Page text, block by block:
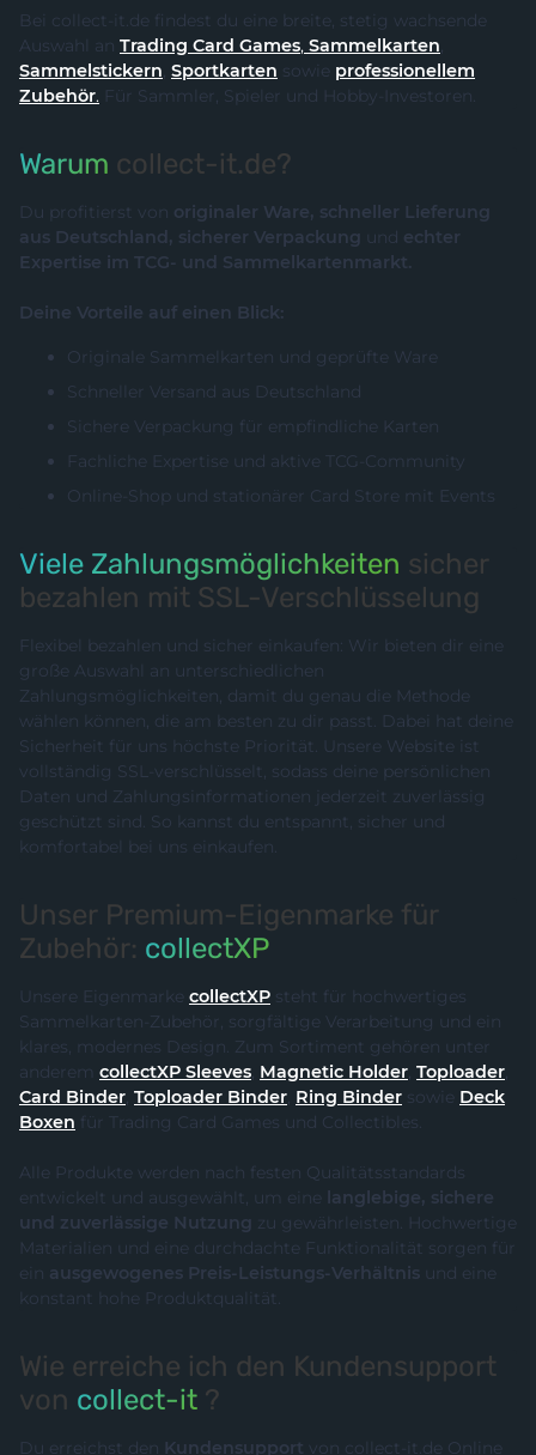
Bei collect-it.de findest du eine breite, stetig wachsende
Auswahl an
Trading Card Games, Sammelkarten,
Sammelstickern, Sportkarten sowie professionellem
Zubehör. Für Sammler, Spieler und Hobby-Investoren.
Warum collect-it.de?
Du profitierst von originaler Ware, schneller Lieferung
aus Deutschland, sicherer Verpackung und echter
Expertise im TCG- und Sammelkartenmarkt.
Deine Vorteile auf einen Blick:
Originale Sammelkarten und geprüfte Ware
Schneller Versand aus Deutschland
Sichere Verpackung für empfindliche Karten
Fachliche Expertise und aktive TCG-Community
Online-Shop und stationärer Card Store mit Events
Viele Zahlungsmöglichkeiten sicher
bezahlen mit SSL-Verschlüsselung
Flexibel bezahlen und sicher einkaufen: Wir bieten dir eine
große Auswahl an unterschiedlichen
Zahlungsmöglichkeiten, damit du genau die Methode
wählen können, die am besten zu dir passt. Dabei hat deine
Sicherheit für uns höchste Priorität. Unsere Website ist
vollständig SSL-verschlüsselt, sodass deine persönlichen
Daten und Zahlungsinformationen jederzeit zuverlässig
geschützt sind. So kannst du entspannt, sicher und
komfortabel bei uns einkaufen.
Unser Premium-Eigenmarke für
Zubehör: collectXP
Unsere Eigenmarke collectXP steht für hochwertiges
Sammelkarten-Zubehör, sorgfältige Verarbeitung und ein
klares, modernes Design. Zum Sortiment gehören unter
anderem collectXP Sleeves, Magnetic Holder, Toploader,
Card Binder, Toploader Binder, Ring Binder sowie Deck
Boxen für Trading Card Games und Collectibles.
Alle Produkte werden nach festen Qualitätsstandards
entwickelt und ausgewählt, um eine langlebige, sichere
und zuverlässige Nutzung zu gewährleisten. Hochwertige
Materialien und eine durchdachte Funktionalität sorgen für
ein ausgewogenes Preis-Leistungs-Verhältnis und eine
konstant hohe Produktqualität.
Wie erreiche ich den Kundensupport
von collect-it ?
Du erreichst den Kundensupport von collect-it.de Online